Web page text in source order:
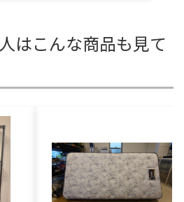
はこんな商品も見て